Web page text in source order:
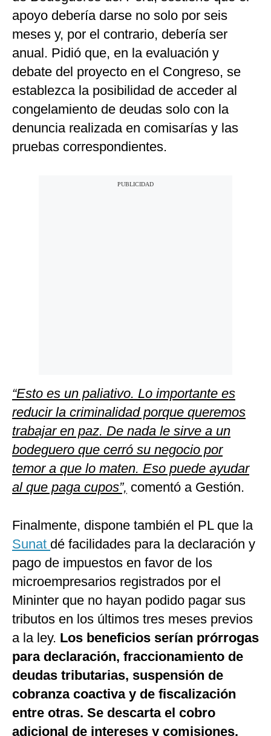
apoyo debería darse no solo por seis
meses y, por el contrario, debería ser
anual. Pidió que, en la evaluación y
debate del proyecto en el Congreso, se
establezca la posibilidad de acceder al
congelamiento de deudas solo con la
denuncia realizada en comisarías y las
pruebas correspondientes.
“Esto es un paliativo. Lo importante es
reducir la criminalidad porque queremos
trabajar en paz. De nada le sirve a un
bodeguero que cerró su negocio por
temor a que lo maten. Eso puede ayudar
al que paga cupos”, comentó a Gestión.
Finalmente, dispone también el PL que la
Sunat dé facilidades para la declaración y
pago de impuestos en favor de los
microempresarios registrados por el
Mininter que no hayan podido pagar sus
tributos en los últimos tres meses previos
a la ley. Los beneficios serían prórrogas
para declaración, fraccionamiento de
deudas tributarias, suspensión de
cobranza coactiva y de fiscalización
entre otras. Se descarta el cobro
adicional de intereses y comisiones.